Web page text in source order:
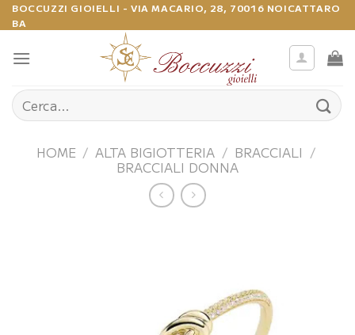
Salta
ai
contenuti
BOCCUZZI GIOIELLI - VIA MACARIO, 28, 70016 NOICATTARO
BA
Cerca:
HOME / ALTA BIGIOTTERIA / BRACCIALI /
BRACCIALI DONNA